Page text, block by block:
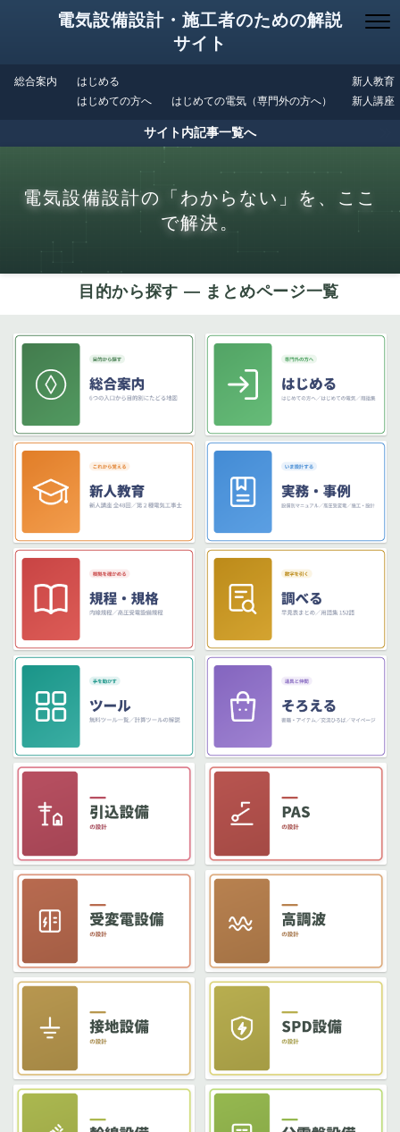
電気設備設計・施工者のための解説
サイト
総合案内
はじめる
はじめての方へ
はじめての電気（専門外の方へ）
新人教育
新人講座
サイト内記事一覧へ
電気設備設計の「わからない」を、ここ
で解決。